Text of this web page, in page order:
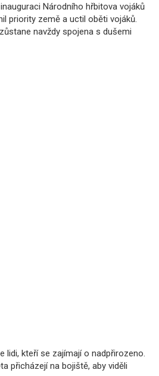
Národního hřbitova vojáků
priority země a uctil oběti vojáků.
navždy spojena s dušemi
lidi, kteří se zajímají o nadpřirozeno.
přicházejí na bojiště, aby viděli